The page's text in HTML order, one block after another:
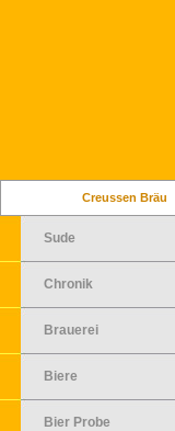
Creussen Bräu
Sude
Chronik
Brauerei
Biere
Bier Probe